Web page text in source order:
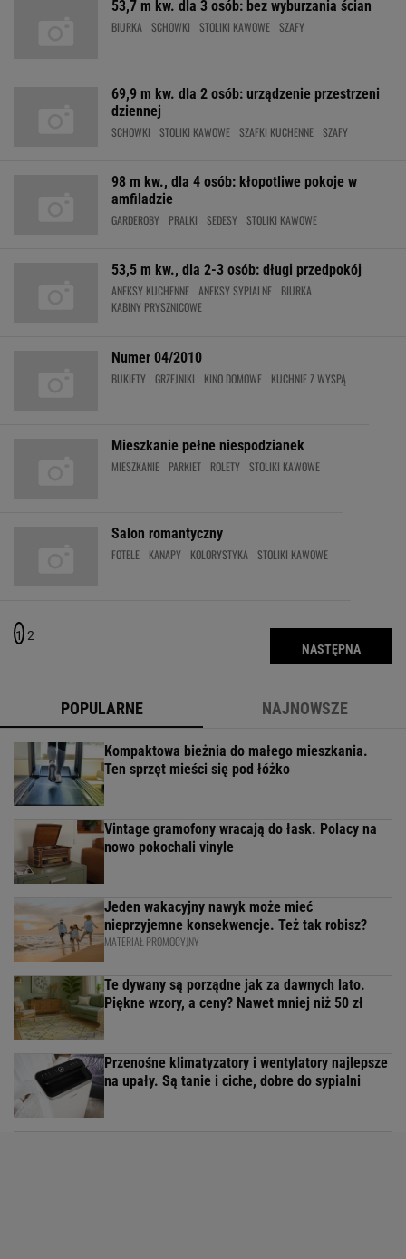
53,7 m kw. dla 3 osób: bez wyburzania ścian
BIURKA SCHOWKI STOLIKI KAWOWE SZAFY
69,9 m kw. dla 2 osób: urządzenie przestrzeni
dziennej
SCHOWKI STOLIKI KAWOWE SZAFKI KUCHENNE SZAFY
98 m kw., dla 4 osób: kłopotliwe pokoje w
amfiladzie
GARDEROBY PRALKI SEDESY STOLIKI KAWOWE
53,5 m kw., dla 2-3 osób: długi przedpokój
ANEKSY KUCHENNE ANEKSY SYPIALNE
BIURKA
KABINY PRYSZNICOWE
Numer 04/2010
BUKIETY GRZEJNIKI KINO DOMOWE KUCHNIE Z WYSPĄ
Mieszkanie pełne niespodzianek
MIESZKANIE PARKIET ROLETY STOLIKI KAWOWE
Salon romantyczny
FOTELE KANAPY KOLORYSTYKA STOLIKI KAWOWE
1 2
NASTĘPNA
POPULARNE NAJNOWSZE
Kompaktowa bieżnia do małego mieszkania.
Ten sprzęt mieści się pod łóżko
Vintage gramofony wracają do łask. Polacy na
nowo pokochali vinyle
Jeden wakacyjny nawyk może mieć
nieprzyjemne konsekwencje. Też tak robisz?
MATERIAŁ PROMOCYJNY
Te dywany są porządne jak za dawnych lato.
Piękne wzory, a ceny? Nawet mniej niż 50 zł
Przenośne klimatyzatory i wentylatory najlepsze
na upały. Są tanie i ciche, dobre do sypialni